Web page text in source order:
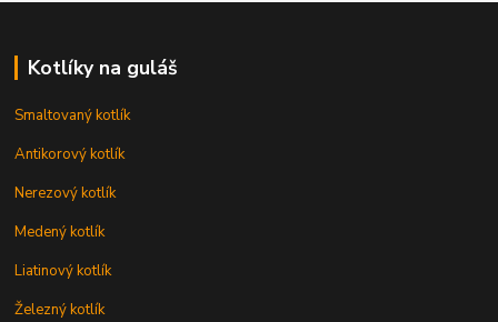
Kotlíky na guláš
Smaltovaný kotlík
Antikorový kotlík
Nerezový kotlík
Medený kotlík
Liatinový kotlík
Železný kotlík